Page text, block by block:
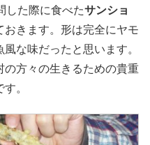
した際に食べたサンショ
おきます。形は完全にヤモ
な味だったと思います。
方々の生きるための貴重
。